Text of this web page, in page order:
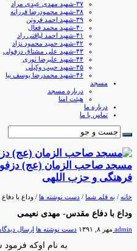
۳۷-شهید مهدی عیدی مراد
۳۸-شهید محمودرضا فرزانه
۳۹-شهید احمد فروتن
۴۰-شهید محمد فعال
۴۱-شهید احمد لیاقتی راد
۴۲-شهید حمید محمود نژاد
۴۳-شهید علی مشتاق دزفولی
۴۴-شهید علیرضا نوری
۴۵-شهید حبیب وکیلی
۴۶-شهید محمدرضا یوسف نیا
مسجد
درباره مسجد
هیئت امنا
درباره ما
تماس با ما
مسجد صاحب الزمان (عج) دزفول
فرهنگی و حزب اللهی
خانه / به قلم شما / دست نوشته ها / وداع با
وداع با دفاع مقدس- مهدی نعیمی
admin مهر ۸, ۱۳۹۱ دست نوشته ها ارسال
به نام اوکه